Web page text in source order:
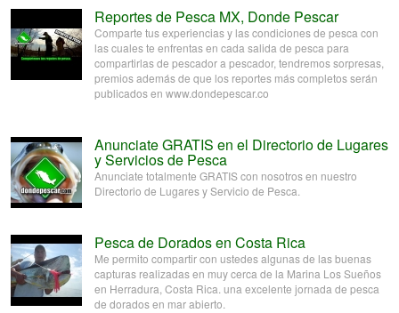
Reportes de Pesca MX, Donde Pescar
Comparte tus experiencias y las condiciones de pesca con
las cuales te enfrentas en cada salida de pesca para
compartirlas de pescador a pescador, tendremos sorpresas,
premios además de que los reportes más completos serán
publicados en www.dondepescar.co
Anunciate GRATIS en el Directorio de Lugares
y Servicios de Pesca
Anunciate totalmente GRATIS con nosotros en nuestro
Directorio de Lugares y Servicio de Pesca.
Pesca de Dorados en Costa Rica
Me permito compartir con ustedes algunas de las buenas
capturas realizadas en muy cerca de la Marina Los Sueños
en Herradura, Costa Rica. una excelente jornada de pesca
de dorados en mar abierto.